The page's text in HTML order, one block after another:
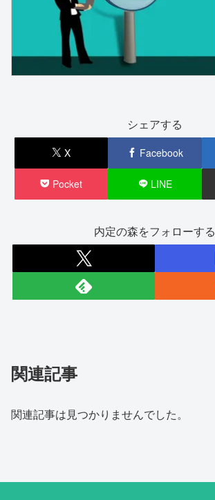
シェアする
X Facebook
Pocket LINE
内定の森をフォローする
関連記事
関連記事は見つかりませんでした。